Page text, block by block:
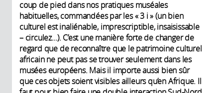
coup de pied dans nos pratiques muséales
habituelles, commandées par les « 3 i » (un bien
culturel est inaliénable, imprescriptible, insaisissable
– circulez…). C’est une manière forte de changer de
regard que de reconnaître que le patrimoine culturel
africain ne peut pas se trouver seulement dans les
musées européens. Mais il importe aussi bien sûr
que ces objets soient visibles ailleurs qu’en Afrique. Il